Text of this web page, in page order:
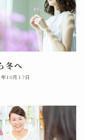
冬へ
10月17日